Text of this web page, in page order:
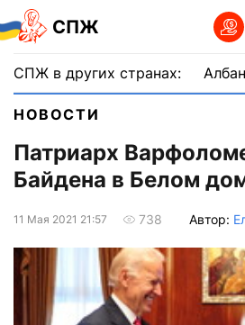
СПЖ
СПЖ в других странах:
НОВОСТИ
Патриарх
Байдена в Белом
11 Мая 2021 21:57 738 Автор: